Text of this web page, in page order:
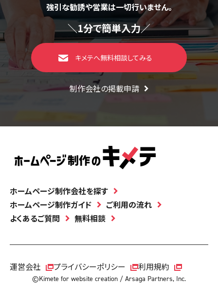
強引な勧誘や営業は一切行いません。
＼1分で簡単入力／
キメテへ無料相談してみる
制作会社の掲載申請
ホームページ制作会社を探す
ホームページ制作ガイド
ご利用の流れ
よくあるご質問
無料相談
運営会社 プライバシーポリシー 利用規約
©Kimete for website creation / Arsaga Partners, Inc.